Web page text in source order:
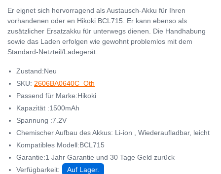
Er eignet sich hervorragend als Austausch-Akku für Ihren
vorhandenen oder en Hikoki BCL715. Er kann ebenso als
zusätzlicher Ersatzakku für unterwegs dienen. Die Handhabung
sowie das Laden erfolgen wie gewohnt problemlos mit dem
Standard-Netzteil/Ladegerät.
Zustand:Neu
SKU: 2606BA0640C_Oth
Passend für Marke:Hikoki
Kapazität :1500mAh
Spannung :7.2V
Chemischer Aufbau des Akkus: Li-ion , Wiederaufladbar, leicht
Kompatibles Modell:BCL715
Garantie:1 Jahr Garantie und 30 Tage Geld zurück
Verfügbarkeit:
Auf Lager.